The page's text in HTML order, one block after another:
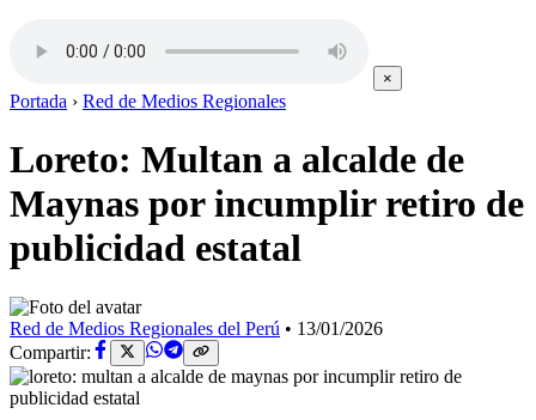
×
Portada › Red de Medios Regionales
Loreto: Multan a alcalde de
Maynas por incumplir retiro de
publicidad estatal
Red de Medios Regionales del Perú • 13/01/2026
Compartir: